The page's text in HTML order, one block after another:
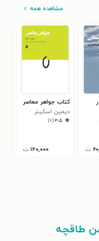
مشاهده همه
ت
کتاب جواهر معاصر
دیمین اسکینر
۳٫۵(۲)
۱۲۰,۰۰۰ ت
طاقچه